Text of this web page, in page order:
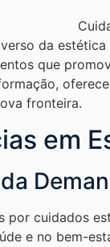
da
que
fronteira.
em
por cuidados
e no bem-